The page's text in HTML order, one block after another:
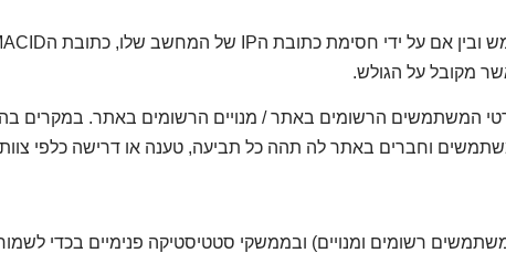
מקובל על הגולש.
המשתמשים הרשומים באתר / מנויים הרשומים באתר. במקרים
וחברים באתר לה תהה כל תביעה, טענה או דרישה כלפי
רשומים ומנויים) ובממשקי סטטיסטיקה פנימיים בכדי